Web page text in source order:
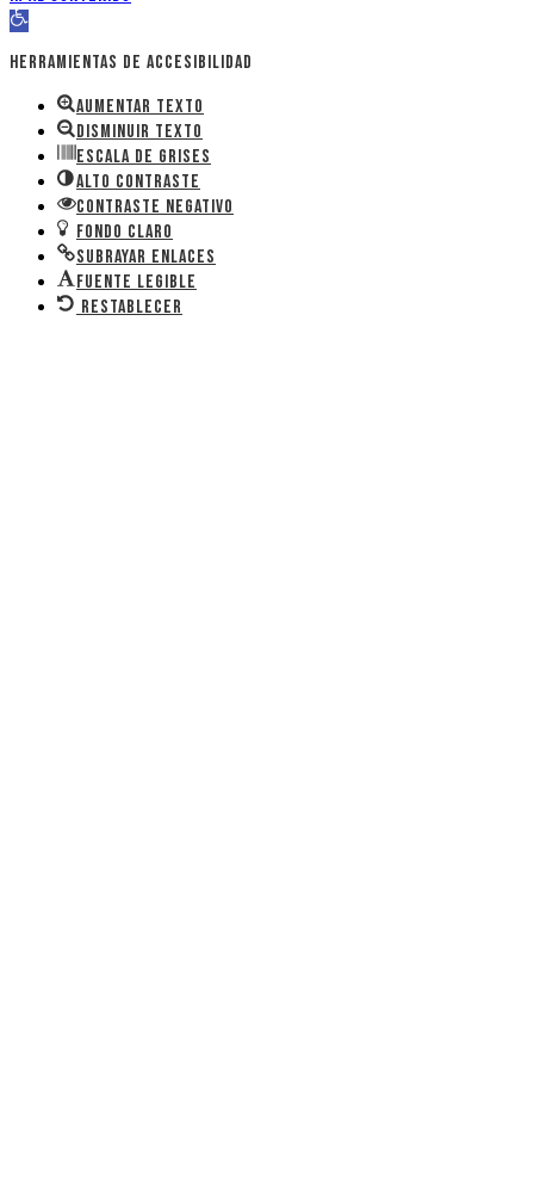
Abrir barra de herramientas
Herramientas de accesibilidad
Aumentar texto
Disminuir texto
Escala de grises
Alto contraste
Contraste negativo
Fondo claro
Subrayar enlaces
Fuente legible
Restablecer